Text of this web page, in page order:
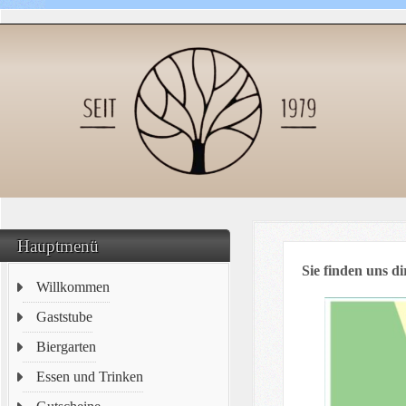
Hauptmenü
Willkommen
Gaststube
Biergarten
Essen und Trinken
Sie finden uns